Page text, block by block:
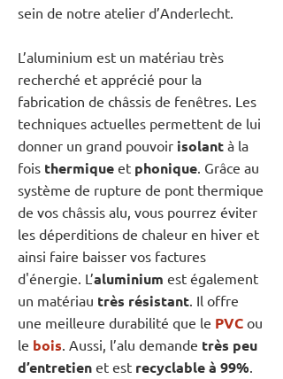
sein de notre atelier d’Anderlecht.
L’aluminium est un matériau très
recherché et apprécié pour la
fabrication de châssis de fenêtres. Les
techniques actuelles permettent de lui
donner un grand pouvoir isolant à la
fois thermique et phonique. Grâce au
système de rupture de pont thermique
de vos châssis alu, vous pourrez éviter
les déperditions de chaleur en hiver et
ainsi faire baisser vos factures
d'énergie. L’aluminium est également
un matériau très résistant. Il offre
une meilleure durabilité que le PVC ou
le bois. Aussi, l’alu demande très peu
d’entretien et est recyclable à 99%.